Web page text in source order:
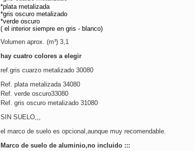
*plata metalizada
*gris oscuro metalizado
*verde oscuro
( el interior siempre en gris - blanco)
Volumen aprox. (m³) 3,1
hay cuatro colores a elegir
ref.gris cuarzo metalizado 30080
Ref. plata metalizada 34080
Ref. verde oscuro33080
Ref. gris oscuro metalizado 31080
SIN SUELO,,,
el marco de suelo es opcional,aunque muy recomendable.
Marco de suelo de aluminio,no incluido :::